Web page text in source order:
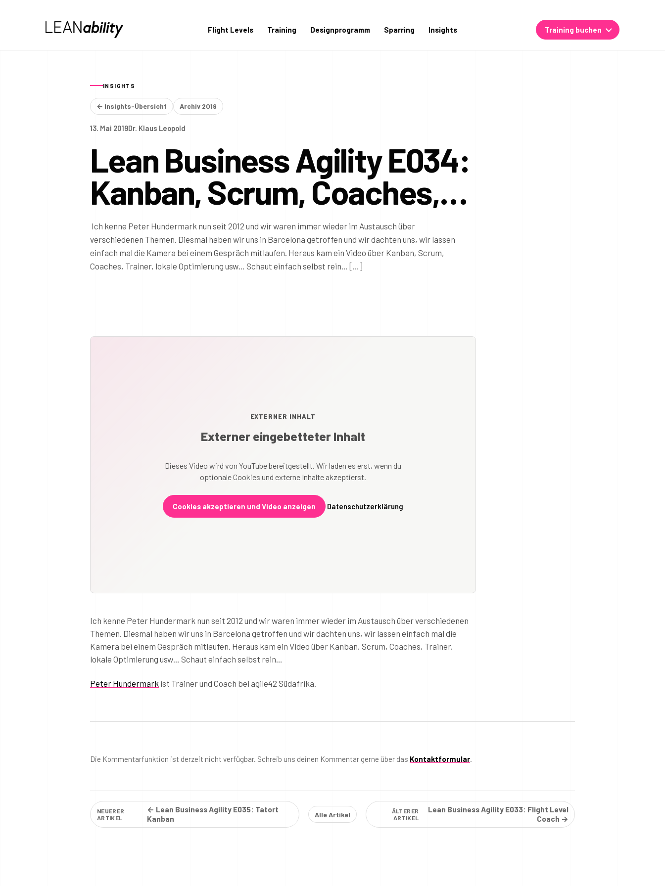
Flight Levels Training Designprogramm Sparring Insights Training buchen
INSIGHTS
← Insights-Übersicht Archiv 2019
13. Mai 2019Dr. Klaus Leopold
Lean Business Agility E034:
Kanban, Scrum, Coaches,…
Ich kenne Peter Hundermark nun seit 2012 und wir waren immer wieder im Austausch über
verschiedenen Themen. Diesmal haben wir uns in Barcelona getroffen und wir dachten uns, wir lassen
einfach mal die Kamera bei einem Gespräch mitlaufen. Heraus kam ein Video über Kanban, Scrum,
Coaches, Trainer, lokale Optimierung usw… Schaut einfach selbst rein… […]
EXTERNER INHALT
Externer eingebetteter Inhalt
Dieses Video wird von YouTube bereitgestellt. Wir laden es erst, wenn du
optionale Cookies und externe Inhalte akzeptierst.
Cookies akzeptieren und Video anzeigen Datenschutzerklärung
Ich kenne Peter Hundermark nun seit 2012 und wir waren immer wieder im Austausch über verschiedenen
Themen. Diesmal haben wir uns in Barcelona getroffen und wir dachten uns, wir lassen einfach mal die
Kamera bei einem Gespräch mitlaufen. Heraus kam ein Video über Kanban, Scrum, Coaches, Trainer,
lokale Optimierung usw… Schaut einfach selbst rein…
Peter Hundermark ist Trainer und Coach bei agile42 Südafrika.
Die Kommentarfunktion ist derzeit nicht verfügbar. Schreib uns deinen Kommentar gerne über das Kontaktformular.
NEUERER
ARTIKEL
← Lean Business Agility E035: Tatort
Kanban
Alle Artikel
ÄLTERER
ARTIKEL
Lean Business Agility E033: Flight Level
Coach →